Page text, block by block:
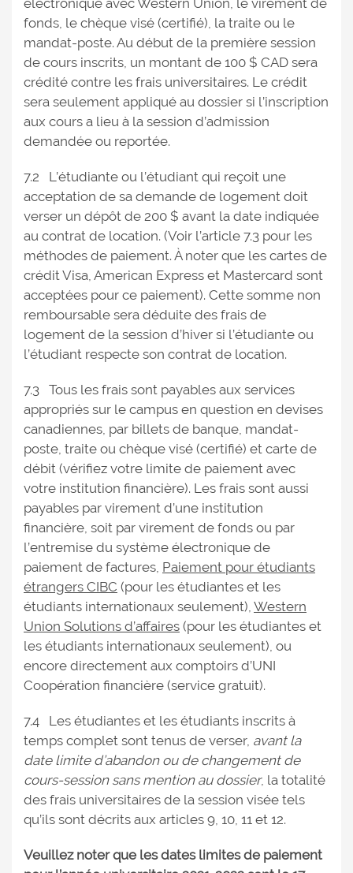
électronique avec Western Union, le virement de
fonds, le chèque visé (certifié), la traite ou le
mandat-poste. Au début de la première session
de cours inscrits, un montant de 100 $ CAD sera
crédité contre les frais universitaires. Le crédit
sera seulement appliqué au dossier si l’inscription
aux cours a lieu à la session d’admission
demandée ou reportée.
7.2 L’étudiante ou l’étudiant qui reçoit une
acceptation de sa demande de logement doit
verser un dépôt de 200 $ avant la date indiquée
au contrat de location. (Voir l’article 7.3 pour les
méthodes de paiement. À noter que les cartes de
crédit Visa, American Express et Mastercard sont
acceptées pour ce paiement). Cette somme non
remboursable sera déduite des frais de
logement de la session d’hiver si l’étudiante ou
l’étudiant respecte son contrat de location.
7.3 Tous les frais sont payables aux services
appropriés sur le campus en question en devises
canadiennes, par billets de banque, mandat-
poste, traite ou chèque visé (certifié) et carte de
débit (vérifiez votre limite de paiement avec
votre institution financière). Les frais sont aussi
payables par virement d’une institution
financière, soit par virement de fonds ou par
l’entremise du système électronique de
paiement de factures, Paiement pour étudiants
étrangers CIBC (pour les étudiantes et les
étudiants internationaux seulement), Western
Union Solutions d’affaires (pour les étudiantes et
les étudiants internationaux seulement), ou
encore directement aux comptoirs d’UNI
Coopération financière (service gratuit).
7.4 Les étudiantes et les étudiants inscrits à
temps complet sont tenus de verser, avant la
date limite d’abandon ou de changement de
cours-session sans mention au dossier, la totalité
des frais universitaires de la session visée tels
qu’ils sont décrits aux articles 9, 10, 11 et 12.
Veuillez noter que les dates limites de paiement